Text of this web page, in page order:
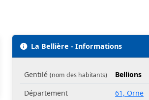
La Bellière - Informations
Gentilé (nom des habitants)
Bellions
Département
61, Orne